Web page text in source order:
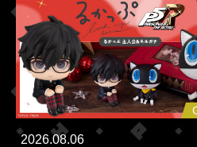
2026.08.06